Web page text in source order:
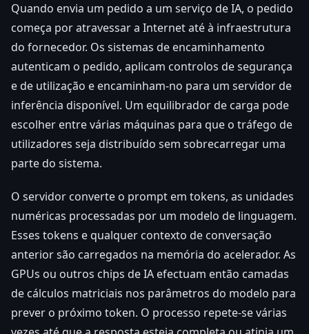
Quando envia um pedido a um serviço de IA, o pedido
começa por atravessar a Internet até à infraestrutura
do fornecedor. Os sistemas de encaminhamento
autenticam o pedido, aplicam controlos de segurança
e de utilização e encaminham-no para um servidor de
inferência disponível. Um equilibrador de carga pode
escolher entre várias máquinas para que o tráfego de
utilizadores seja distribuído sem sobrecarregar uma
parte do sistema.
O servidor converte o prompt em tokens, as unidades
numéricas processadas por um modelo de linguagem.
Esses tokens e qualquer contexto de conversação
anterior são carregados na memória do acelerador. As
GPUs ou outros chips de IA efectuam então camadas
de cálculos matriciais nos parâmetros do modelo para
prever o próximo token. O processo repete-se várias